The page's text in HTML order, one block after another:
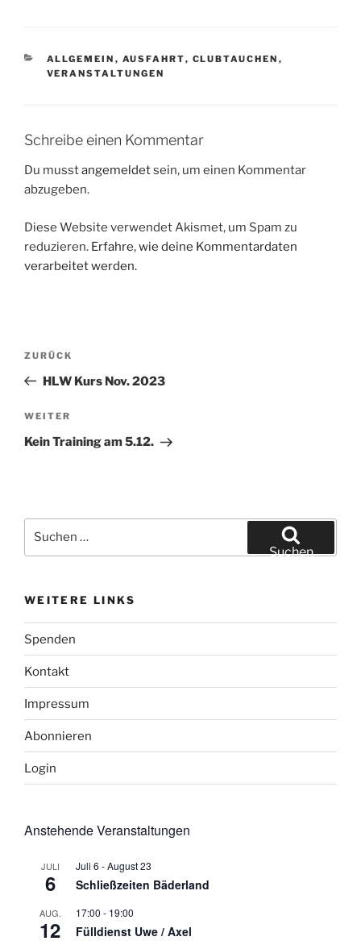
KATEGORIEN
ALLGEMEIN , AUSFAHRT, CLUBTAUCHEN ,
VERANSTALTUNGEN
Schreibe einen Kommentar
Du musstangemeldetsein, um einen Kommentar
abzugeben.
Diese Website verwendet Akismet, um Spam zu
reduzieren. Erfahre, wie deine Kommentardaten
verarbeitet werden.
Beitragsnavigation
Vorheriger
Beitrag
ZURÜCK
HLW Kurs Nov. 2023
Nächster
Beitrag
WEITER
Kein Training am 5.12.
nach:
Suchen
WEITERE LINKS
Spenden
Kontakt
Impressum
Abonnieren
Login
Anstehende Veranstaltungen
JULI
6
Juli 6 -August 23
Schließzeiten Bäderland
AUG.
12
17:00 - 19:00
Fülldienst Uwe / Axel